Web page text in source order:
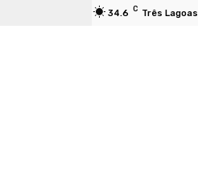
34.6 C Três Lagoas